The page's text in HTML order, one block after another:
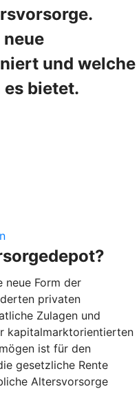
neue
und welche
es bietet.
neue Form der
privaten
Zulagen und
kapitalmarktorientierten
ist für den
gesetzliche Rente
Altersvorsorge